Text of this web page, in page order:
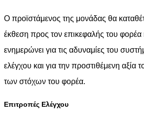
Ο προϊστάμενος της μονάδας θα
έκθεση προς τον επικεφαλής του φορέα
ενημερώνει για τις αδυναμίες του
ελέγχου και για την προστιθέμενη αξία
των στόχων του φορέα.
Επιτροπές Ελέγχου